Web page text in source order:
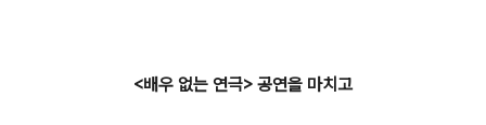
<배우 없는 연극> 공연을 마치고